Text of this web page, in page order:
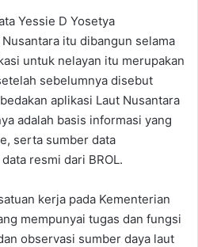
Yessie D Yosetya
itu dibangun selama
untuk nelayan itu merupakan
sebelumnya disebut
aplikasi Laut Nusantara
adalah basis informasi yang
serta sumber data
resmi dari BROL.
kerja pada Kementerian
mempunyai tugas dan fungsi
observasi sumber daya laut